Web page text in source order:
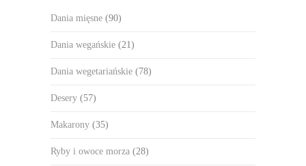
Dania mięsne (90)
Dania wegańskie (21)
Dania wegetariańskie (78)
Desery (57)
Makarony (35)
Ryby i owoce morza (28)